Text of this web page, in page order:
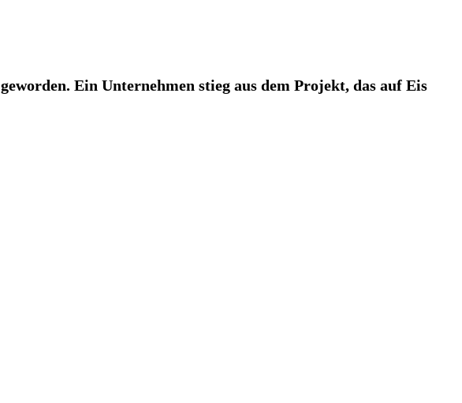
Ein Unternehmen stieg aus dem Projekt, das auf Eis